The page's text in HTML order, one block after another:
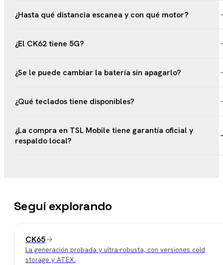
¿Hasta qué distancia escanea y con qué motor?
¿El CK62 tiene 5G?
¿Se le puede cambiar la batería sin apagarlo?
¿Qué teclados tiene disponibles?
¿La compra en TSL Mobile tiene garantía oficial y
respaldo local?
Seguí explorando
CK65
La generación probada y ultra-robusta, con versiones cold
storage y ATEX.